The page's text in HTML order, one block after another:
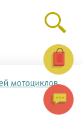
мотоциклов